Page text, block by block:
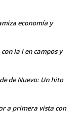
economía y
la i en campos y
de Nuevo: Un hito
a primera vista con